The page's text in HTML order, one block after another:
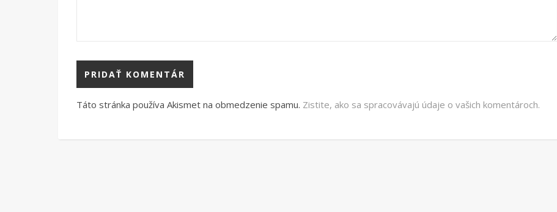
Táto stránka používa Akismet na obmedzenie spamu. Zistite, ako sa spracovávajú údaje o vašich komentároch.